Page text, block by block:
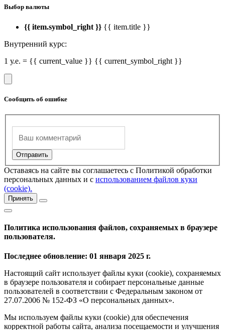
Выбор валюты
{{ item.symbol_right }} {{ item.title }}
Внутренний курс:
1 у.е. = {{ current_value }} {{ current_symbol_right }}
Сообщить об ошибке
Оставаясь на сайте вы соглашаетесь с Политикой обработки
персональных данных и с использованием файлов куки
(cookie).
Принять
Политика использования файлов, сохраняемых в браузере
пользователя.
Последнее обновление: 01 января 2025 г.
Настоящий сайт использует файлы куки (cookie), сохраняемых
в браузере пользователя и собирает персональные данные
пользователей в соответствии с Федеральным законом от
27.07.2006 № 152-ФЗ «О персональных данных».
Мы используем файлы куки (cookie) для обеспечения
корректной работы сайта, анализа посещаемости и улучшения